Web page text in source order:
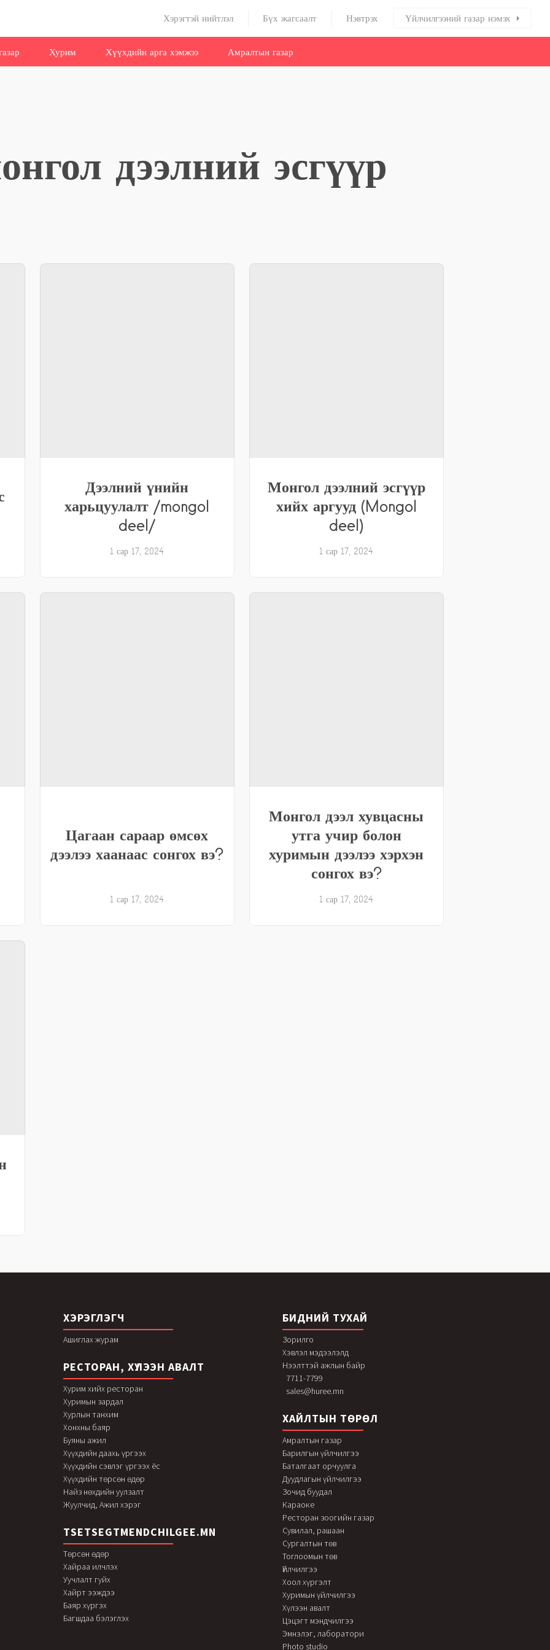
Хэрэгтэй нийтлэл Бүх жагсаалт Нэвтрэх Үйлчилгээний газар нэмэх
Хурим Хүүхдийн арга хэмжээ Амралтын газар
дээлний эсгүүр
Дээлний үнийн
харьцуулалт /mongol
deel/
1 сар 17, 2024
Монгол дээлний эсгүүр
хийх аргууд (Mongol
deel)
1 сар 17, 2024
Цагаан сараар өмсөх
дээлээ хаанаас сонгох вэ?
1 сар 17, 2024
Монгол дээл хувцасны
утга учир болон
хуримын дээлээ хэрхэн
сонгох вэ?
1 сар 17, 2024
ХЭРЭГЛЭГЧ
Ашиглах журам
РЕСТОРАН, ХҮЛЭЭН АВАЛТ
Хурим хийх ресторан
Хуримын зардал
Хурлын танхим
Хонхны баяр
Буяны ажил
Хүүхдийн даахь үргээх
Хүүхдийн сэвлэг үргээх ёс
Хүүхдийн төрсөн өдөр
Найз нөхдийн уулзалт
Жуулчид, Ажил хэрэг
TSETSEGTMENDCHILGEE.MN
Төрсөн өдөр
Хайраа илчлэх
Уучлалт гуйх
Хайрт ээждээ
Баяр хүргэх
Багшдаа бэлэглэх
БИДНИЙ ТУХАЙ
Зорилго
Хэвлэл мэдээлэлд
Нээлттэй ажлын байр
7711-7799
sales@huree.mn
ХАЙЛТЫН ТӨРӨЛ
Амралтын газар
Барилгын үйлчилгээ
Баталгаат орчуулга
Дуудлагын үйлчилгээ
Зочид буудал
Караоке
Ресторан зоогийн газар
Сувилал, рашаан
Сургалтын төв
Тоглоомын төв
Үйлчилгээ
Хоол хүргэлт
Хуримын үйлчилгээ
Хүлээн авалт
Цэцэгт мэндчилгээ
Эмнэлэг, лаборатори
Photo studio